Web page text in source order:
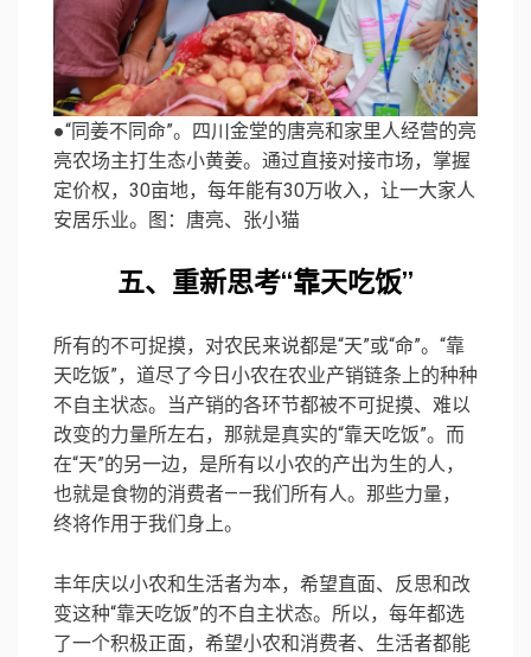
●“同姜不同命”。四川金堂的唐亮和家里人经营的亮
亮农场主打生态小黄姜。通过直接对接市场，掌握
定价权，30亩地，每年能有30万收入，让一大家人
安居乐业。图：唐亮、张小猫
五、重新思考“靠天吃饭”
所有的不可捉摸，对农民来说都是“天”或“命”。“靠
天吃饭”，道尽了今日小农在农业产销链条上的种种
不自主状态。当产销的各环节都被不可捉摸、难以
改变的力量所左右，那就是真实的“靠天吃饭”。而
在“天”的另一边，是所有以小农的产出为生的人，
也就是食物的消费者——我们所有人。那些力量，
终将作用于我们身上。
丰年庆以小农和生活者为本，希望直面、反思和改
变这种“靠天吃饭”的不自主状态。所以，每年都选
了一个积极正面，希望小农和消费者、生活者都能